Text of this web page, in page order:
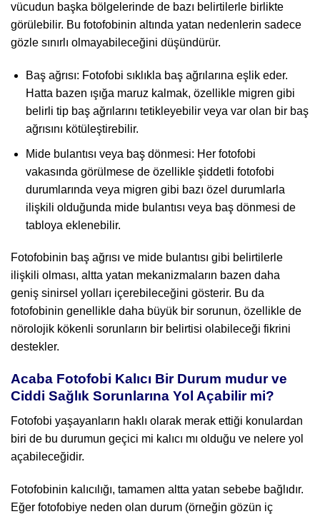
vücudun başka bölgelerinde de bazı belirtilerle birlikte
görülebilir. Bu fotofobinin altında yatan nedenlerin sadece
gözle sınırlı olmayabileceğini düşündürür.
Baş ağrısı: Fotofobi sıklıkla baş ağrılarına eşlik eder.
Hatta bazen ışığa maruz kalmak, özellikle migren gibi
belirli tip baş ağrılarını tetikleyebilir veya var olan bir baş
ağrısını kötüleştirebilir.
Mide bulantısı veya baş dönmesi: Her fotofobi
vakasında görülmese de özellikle şiddetli fotofobi
durumlarında veya migren gibi bazı özel durumlarla
ilişkili olduğunda mide bulantısı veya baş dönmesi de
tabloya eklenebilir.
Fotofobinin baş ağrısı ve mide bulantısı gibi belirtilerle
ilişkili olması, altta yatan mekanizmaların bazen daha
geniş sinirsel yolları içerebileceğini gösterir. Bu da
fotofobinin genellikle daha büyük bir sorunun, özellikle de
nörolojik kökenli sorunların bir belirtisi olabileceği fikrini
destekler.
Acaba Fotofobi Kalıcı Bir Durum mudur ve
Ciddi Sağlık Sorunlarına Yol Açabilir mi?
Fotofobi yaşayanların haklı olarak merak ettiği konulardan
biri de bu durumun geçici mi kalıcı mı olduğu ve nelere yol
açabileceğidir.
Fotofobinin kalıcılığı, tamamen altta yatan sebebe bağlıdır.
Eğer fotofobiye neden olan durum (örneğin gözün iç